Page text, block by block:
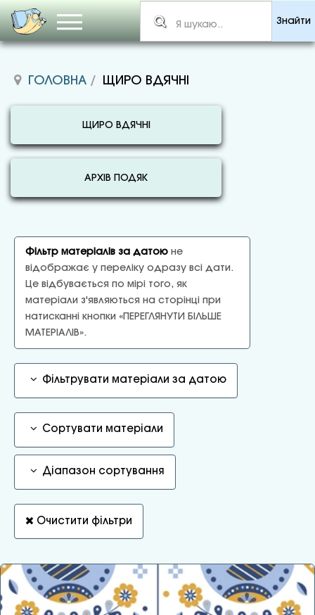
Знайти
ГОЛОВНА ЩИРО ВДЯЧНІ
ЩИРО ВДЯЧНІ
АРХІВ ПОДЯК
Фільтр матеріалів за датою не
відображає у переліку одразу всі дати.
Це відбувається по мірі того, як
матеріали з'являються на сторінці при
натисканні кнопки «ПЕРЕГЛЯНУТИ БІЛЬШЕ
МАТЕРІАЛІВ».
Фільтрувати матеріали за датою
Сортувати матеріали
Діапазон сортування
Очистити фільтри